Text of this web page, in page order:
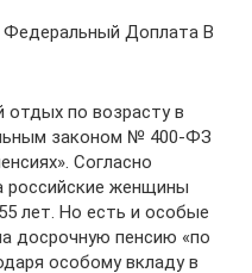
Федеральный Доплата В
отдых по возрасту в
законом № 400-ФЗ
Согласно
российские женщины
лет. Но есть и особые
досрочную пенсию «по
особому вкладу в